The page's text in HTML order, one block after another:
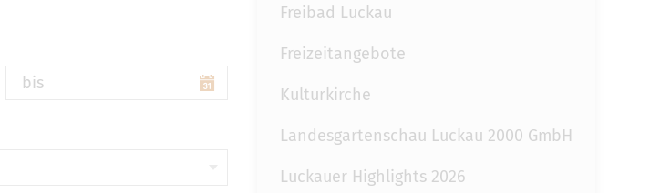
bis
Freibad Luckau
Freizeitangebote
Kulturkirche
Landesgartenschau Luckau 2000 GmbH
Luckauer Highlights 2026